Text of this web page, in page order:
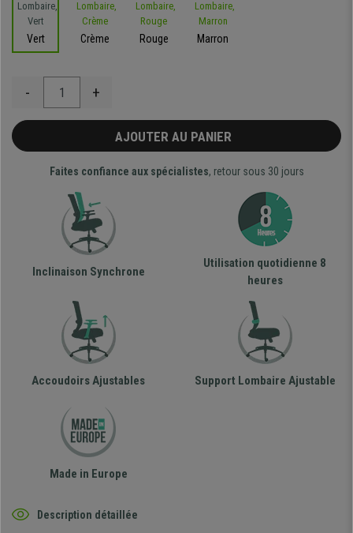
Vert Crème Rouge Marron
- +
AJOUTER AU PANIER
Faites confiance aux spécialistes, retour sous 30 jours
Inclinaison Synchrone
Utilisation quotidienne 8
heures
Accoudoirs Ajustables Support Lombaire Ajustable
Made in Europe
Description détaillée